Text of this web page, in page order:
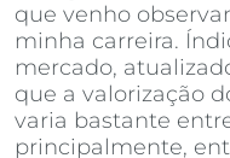
que venho
minha carreira.
mercado,
que a valorização
varia bastante
principalmente,